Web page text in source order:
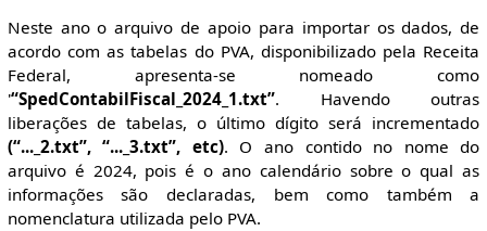
Neste ano o arquivo de apoio para importar os dados, de
acordo com as tabelas do PVA, disponibilizado pela Receita
Federal, apresenta-se nomeado como
'“SpedContabilFiscal_2024_1.txt”. Havendo outras
liberações de tabelas, o último dígito será incrementado
(“..._2.txt”, “..._3.txt”, etc). O ano contido no nome do
arquivo é 2024, pois é o ano calendário sobre o qual as
informações são declaradas, bem como também a
nomenclatura utilizada pelo PVA.